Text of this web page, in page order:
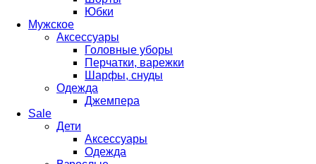
Юбки
Мужское
Аксессуары
Головные уборы
Перчатки, варежки
Шарфы, снуды
Одежда
Джемпера
Sale
Дети
Аксессуары
Одежда